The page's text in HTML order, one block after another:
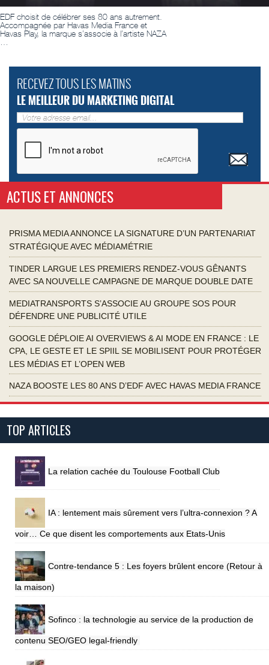
EDF choisit de célébrer ses 80 ans autrement.
Accompagnée par Havas Media France et
Havas Play, la marque s’associe à l’artiste NAZA
RECEVEZ TOUS LES MATINS
LE MEILLEUR DU MARKETING DIGITAL
ACTUS ET ANNONCES
PRISMA MEDIA ANNONCE LA SIGNATURE D’UN PARTENARIAT
STRATÉGIQUE AVEC MÉDIAMÉTRIE
TINDER LARGUE LES PREMIERS RENDEZ-VOUS GÊNANTS
AVEC SA NOUVELLE CAMPAGNE DE MARQUE DOUBLE DATE
MEDIATRANSPORTS S’ASSOCIE AU GROUPE SOS POUR
DÉFENDRE UNE PUBLICITÉ UTILE
GOOGLE DÉPLOIE AI OVERVIEWS & AI MODE EN FRANCE : LE
CPA, LE GESTE ET LE SPIIL SE MOBILISENT POUR PROTÉGER
LES MÉDIAS ET L’OPEN WEB
NAZA BOOSTE LES 80 ANS D’EDF AVEC HAVAS MEDIA FRANCE
TOP ARTICLES
La relation cachée du Toulouse Football Club
IA : lentement mais sûrement vers l’ultra-connexion ? A
voir… Ce que disent les comportements aux Etats-Unis
Contre-tendance 5 : Les foyers brûlent encore (Retour à
la maison)
Sofinco : la technologie au service de la production de
contenu SEO/GEO legal-friendly